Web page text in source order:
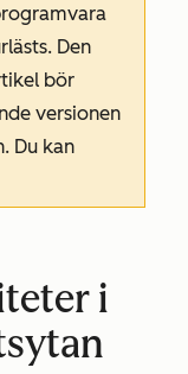
Den
bör
versionen
Du kan
i